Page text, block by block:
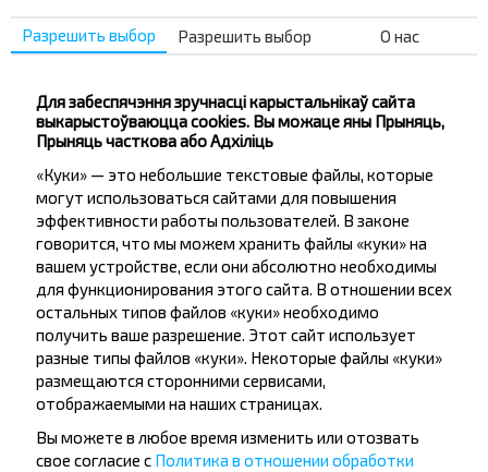
цікавыя прапановы INFOBUS. Падпішыся на
атрыманне навін і падарожнічай з намі танней!
Падпісацц
Пытанне - Адказ
Как забронировать билет?
Разрешить выбор Разрешить выбор О нас
Для забеспячэння зручнасці карыстальнікаў сайта
выкарыстоўваюцца cookies. Вы можаце яны Прыняць,
Прыняць часткова або Адхіліць
«Куки» — это небольшие текстовые файлы, которые
могут использоваться сайтами для повышения
эффективности работы пользователей. В законе
говорится, что мы можем хранить файлы «куки» на
вашем устройстве, если они абсолютно необходимы
для функционирования этого сайта. В отношении всех
остальных типов файлов «куки» необходимо
получить ваше разрешение. Этот сайт использует
разные типы файлов «куки». Некоторые файлы «куки»
размещаются сторонними сервисами,
отображаемыми на наших страницах.
Вы можете в любое время изменить или отозвать
свое согласие с Политика в отношении обработки